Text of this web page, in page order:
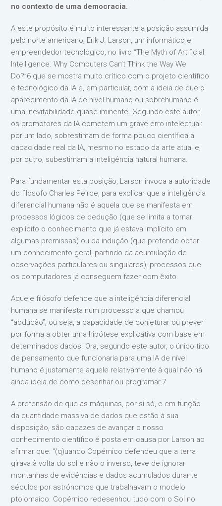
no contexto de uma democracia.
A este propósito é muito interessante a posição assumida
pelo norte americano, Erik J. Larson, um informático e
empreendedor tecnológico, no livro “The Myth of Artificial
Intelligence. Why Computers Can’t Think the Way We
Do?”6 que se mostra muito crítico com o projeto científico
e tecnológico da IA e, em particular, com a ideia de que o
aparecimento da IA de nível humano ou sobrehumano é
uma inevitabilidade quase iminente. Segundo este autor,
os promotores da IA cometem um grave erro intelectual:
por um lado, sobrestimam de forma pouco científica a
capacidade real da IA, mesmo no estado da arte atual e,
por outro, subestimam a inteligência natural humana.
Para fundamentar esta posição, Larson invoca a autoridade
do filósofo Charles Peirce, para explicar que a inteligência
diferencial humana não é aquela que se manifesta em
processos lógicos de dedução (que se limita a tornar
explícito o conhecimento que já estava implícito em
algumas premissas) ou da indução (que pretende obter
um conhecimento geral, partindo da acumulação de
observações particulares ou singulares), processos que
os computadores já conseguem fazer com êxito.
Aquele filósofo defende que a inteligência diferencial
humana se manifesta num processo a que chamou
“abdução”, ou seja, a capacidade de conjeturar ou prever
por forma a obter uma hipótese explicativa com base em
determinados dados. Ora, segundo este autor, o único tipo
de pensamento que funcionaria para uma IA de nível
humano é justamente aquele relativamente à qual não há
ainda ideia de como desenhar ou programar.7
A pretensão de que as máquinas, por si só, e em função
da quantidade massiva de dados que estão à sua
disposição, são capazes de avançar o nosso
conhecimento científico é posta em causa por Larson ao
afirmar que: “(q)uando Copérnico defendeu que a terra
girava à volta do sol e não o inverso, teve de ignorar
montanhas de evidências e dados acumulados durante
séculos por astrónomos que trabalhavam o modelo
ptolomaico. Copérnico redesenhou tudo com o Sol no